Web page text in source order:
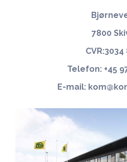
7800
CVR:3034
Telefon: +45
E-mail: